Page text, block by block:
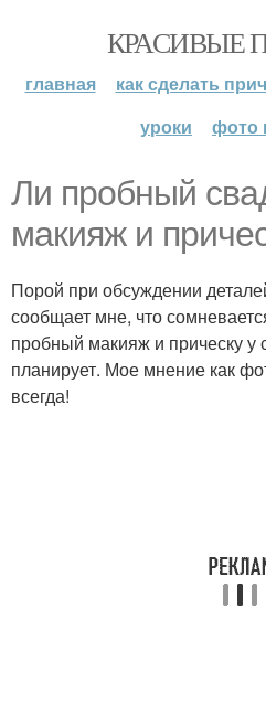
КРАСИВЫЕ
главная как сделать
уроки
фото
Ли пробный
макияж и
Порой при обсуждении
сообщает мне, что
пробный макияж и прическу у
планирует. Мое мнение как
всегда!